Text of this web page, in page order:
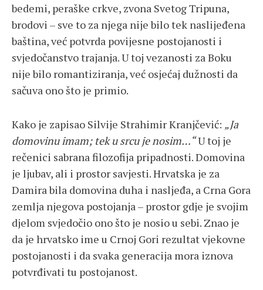
bedemi, peraške crkve, zvona Svetog Tripuna,
brodovi – sve to za njega nije bilo tek naslijeđena
baština, već potvrda povijesne postojanosti i
svjedočanstvo trajanja. U toj vezanosti za Boku
nije bilo romantiziranja, već osjećaj dužnosti da
sačuva ono što je primio.
Kako je zapisao Silvije Strahimir Kranjčević: „Ja
domovinu imam; tek u srcu je nosim…“U toj je
rečenici sabrana filozofija pripadnosti. Domovina
je ljubav, ali i prostor savjesti. Hrvatska je za
Damira bila domovina duha i nasljeđa, a Crna Gora
zemlja njegova postojanja – prostor gdje je svojim
djelom svjedočio ono što je nosio u sebi. Znao je
da je hrvatsko ime u Crnoj Gori rezultat vjekovne
postojanosti i da svaka generacija mora iznova
potvrđivati tu postojanost.